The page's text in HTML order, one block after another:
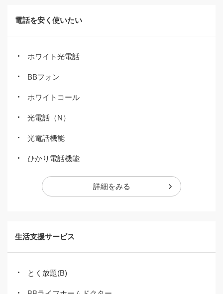
電話を安く使いたい
ホワイト光電話
BBフォン
ホワイトコール
光電話（N）
光電話機能
ひかり電話機能
詳細をみる
生活支援サービス
とく放題(B)